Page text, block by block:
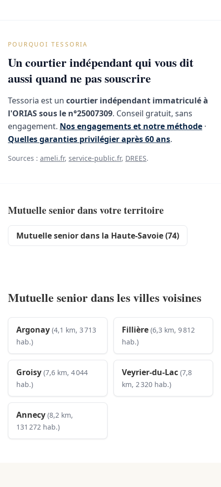
POURQUOI TESSORIA
Un courtier indépendant qui vous dit
aussi quand ne pas souscrire
Tessoria est un courtier indépendant immatriculé à
l'ORIAS sous le n°25007309. Conseil gratuit, sans
engagement. Nos engagements et notre méthode ·
Quelles garanties privilégier après 60 ans.
Sources : ameli.fr, service-public.fr, DREES.
Mutuelle senior dans votre territoire
Mutuelle senior dans la Haute-Savoie (74)
Mutuelle senior dans les villes voisines
Argonay (4,1 km, 3 713
hab.)
Fillière (6,3 km, 9 812
hab.)
Groisy (7,6 km, 4 044
hab.)
Veyrier-du-Lac (7,8
km, 2 320 hab.)
Annecy (8,2 km,
131 272 hab.)